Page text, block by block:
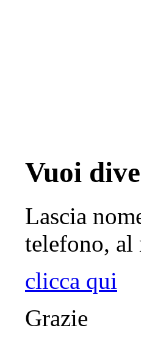
Vuoi
Lascia
telefono, al
clicca qui
Grazie